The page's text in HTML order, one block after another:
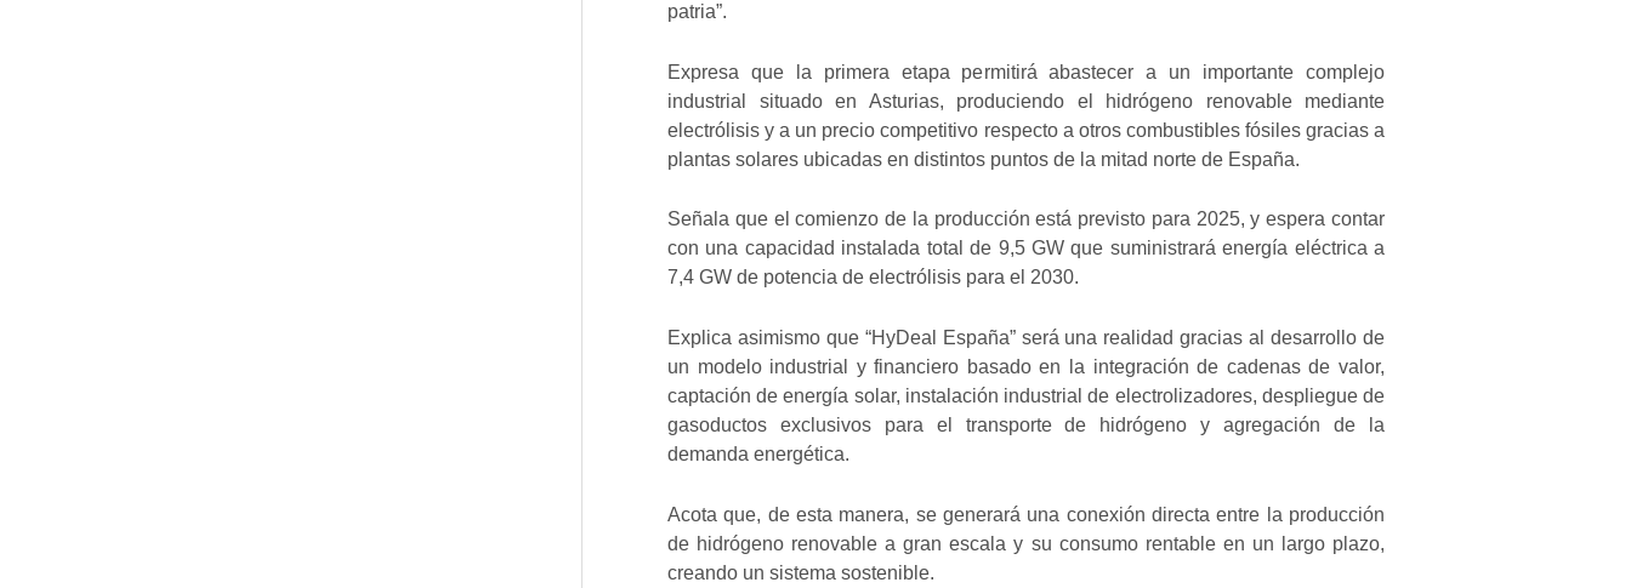
patria”.
Expresa que la primera etapa permitirá abastecer a un importante complejo
industrial situado en Asturias, produciendo el hidrógeno renovable mediante
electrólisis y a un precio competitivo respecto a otros combustibles fósiles gracias a
plantas solares ubicadas en distintos puntos de la mitad norte de España.
Señala que el comienzo de la producción está previsto para 2025, y espera contar
con una capacidad instalada total de 9,5 GW que suministrará energía eléctrica a
7,4 GW de potencia de electrólisis para el 2030.
Explica asimismo que “HyDeal España” será una realidad gracias al desarrollo de
un modelo industrial y financiero basado en la integración de cadenas de valor,
captación de energía solar, instalación industrial de electrolizadores, despliegue de
gasoductos exclusivos para el transporte de hidrógeno y agregación de la
demanda energética.
Acota que, de esta manera, se generará una conexión directa entre la producción
de hidrógeno renovable a gran escala y su consumo rentable en un largo plazo,
creando un sistema sostenible.